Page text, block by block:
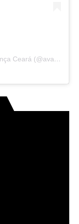
Uma publicação compartilhada por Avança Ceará (@avancaceara)